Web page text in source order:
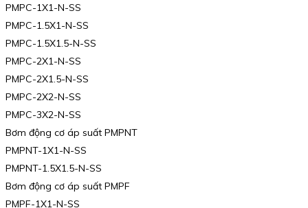
PMPC-1X1-N-SS
PMPC-1.5X1-N-SS
PMPC-1.5X1.5-N-SS
PMPC-2X1-N-SS
PMPC-2X1.5-N-SS
PMPC-2X2-N-SS
PMPC-3X2-N-SS
Bơm động cơ áp suất PMPNT
PMPNT-1X1-N-SS
PMPNT-1.5X1.5-N-SS
Bơm động cơ áp suất PMPF
PMPF-1X1-N-SS